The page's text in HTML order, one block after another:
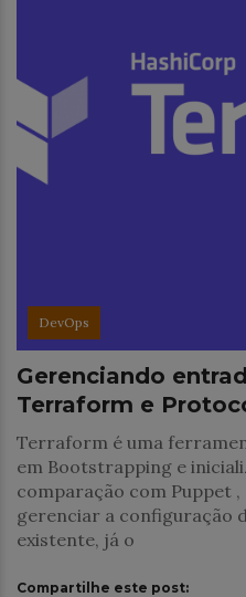
DevOps
Gerenciando
Terraform e
Terraform é uma
em Bootstrapping e
comparação com Puppet
gerenciar a configuração
existente, já o
Compartilhe este post: